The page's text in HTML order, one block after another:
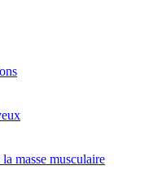
masse musculaire